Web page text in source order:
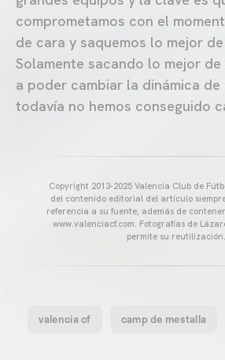
comprometamos con el
de cara y saquemos lo mejor
Solamente sacando lo mejor
a poder cambiar la dinámica
todavía no hemos conseguido
Copyright 2013-2025 Valencia Club de
del contenido editorial del artículo
referencia a su fuente, además de
www.valenciacf.com. Fotografías de
permite su reutilización.
valencia cf camp de mestalla